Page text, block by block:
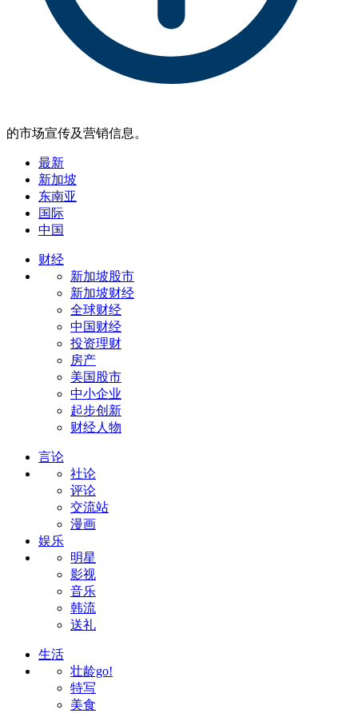
的市场宣传及营销信息。
最新
新加坡
东南亚
国际
中国
财经
新加坡股市
新加坡财经
全球财经
中国财经
投资理财
房产
美国股市
中小企业
起步创新
财经人物
言论
社论
评论
交流站
漫画
娱乐
明星
影视
音乐
韩流
送礼
生活
壮龄go!
特写
美食